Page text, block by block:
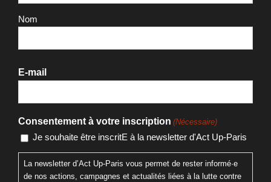
Nom
E-mail
Consentement à votre inscription (Nécessaire)
Je souhaite être inscritE à la newsletter d'Act Up-Paris
La newsletter d’Act Up-Paris vous permet de rester informé·e
de nos actions, campagnes et actualités liées à la lutte contre